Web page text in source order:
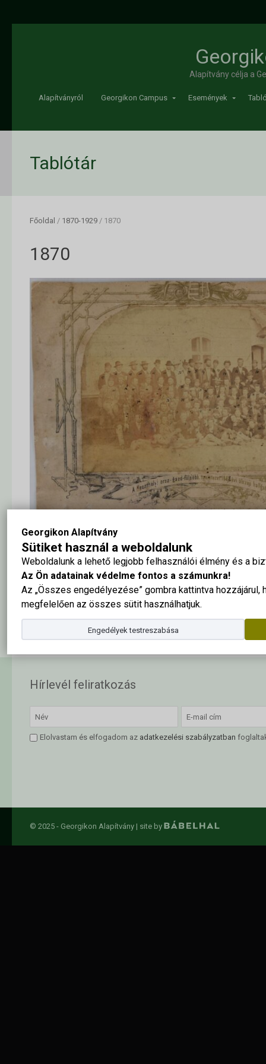
Georgikon Alapítvány
Sütiket használ a weboldalunk
Weboldalunk a lehető legjobb felhasználói élmény és a
Az Ön adatainak védelme fontos a számunkra!
Az „Összes engedélyezése” gombra kattintva hozzájárul,
megfelelően az összes sütit használhatjuk.
Engedélyek testreszabása
Alapítvány célja a
Alapítványról Georgikon Campus Események
Tablótár
Főoldal / 1870-1929 / 1870
1870
A fotót köszönjük: Balatoni Múzeum, Keszthely
A tabló nagy méretben ide kattintva megtekinthető
Hírlevél feliratkozás
Elolvastam és elfogadom az adatkezelési szabályzatban
© 2025 - Georgikon Alapítvány | site by